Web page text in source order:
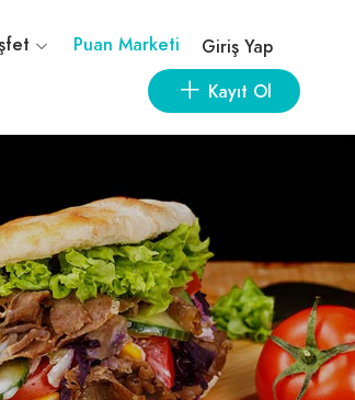
Puan Marketi
Giriş Yap
Kayıt Ol